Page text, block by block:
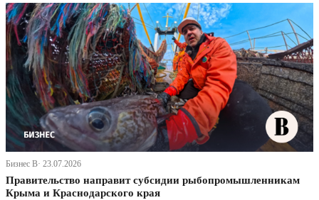
Бизнес В· 23.07.2026
Правительство направит субсидии рыбопромышленникам
Крыма и Краснодарского края